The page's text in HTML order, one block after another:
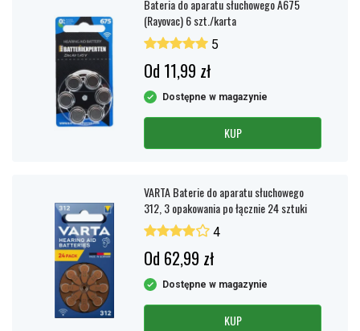
Bateria do aparatu słuchowego A675
(Rayovac) 6 szt./karta
5
Od 11,99 zł
Dostępne w magazynie
KUP
VARTA Baterie do aparatu słuchowego
312, 3 opakowania po łącznie 24 sztuki
4
Od 62,99 zł
Dostępne w magazynie
KUP